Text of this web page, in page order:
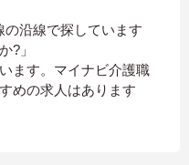
の沿線で探しています
?」
ます。マイナビ介護職
めの求人はあります